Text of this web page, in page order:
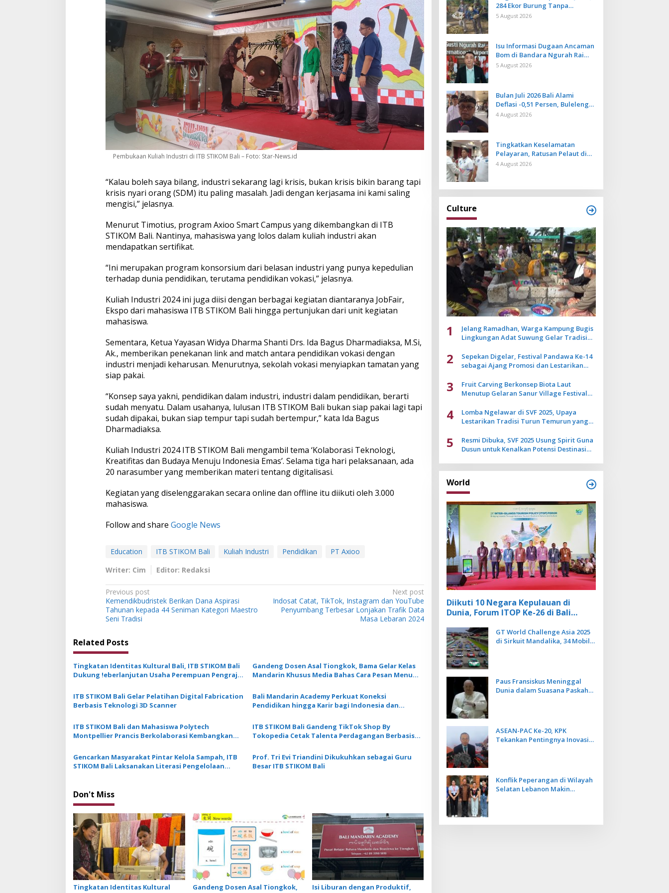
Pembukaan Kuliah Industri di ITB STIKOM Bali – Foto: Star-News.id
“Kalau boleh saya bilang, industri sekarang lagi krisis, bukan krisis bikin barang tapi
krisis nyari orang (SDM) itu paling masalah. Jadi dengan kerjasama ini kami saling
mengisi,” jelasnya.
Menurut Timotius, program Axioo Smart Campus yang dikembangkan di ITB
STIKOM Bali. Nantinya, mahasiswa yang lolos dalam kuliah industri akan
mendapatkan sertifikat.
“Ini merupakan program konsorsium dari belasan industri yang punya kepedulian
terhadap dunia pendidikan, terutama pendidikan vokasi,” jelasnya.
Kuliah Industri 2024 ini juga diisi dengan berbagai kegiatan diantaranya JobFair,
Ekspo dari mahasiswa ITB STIKOM Bali hingga pertunjukan dari unit kegiatan
mahasiswa.
Sementara, Ketua Yayasan Widya Dharma Shanti Drs. Ida Bagus Dharmadiaksa, M.Si,
Ak., memberikan penekanan link and match antara pendidikan vokasi dengan
industri menjadi keharusan. Menurutnya, sekolah vokasi menyiapkan tamatan yang
siap pakai.
“Konsep saya yakni, pendidikan dalam industri, industri dalam pendidikan, berarti
sudah menyatu. Dalam usahanya, lulusan ITB STIKOM Bali bukan siap pakai lagi tapi
sudah dipakai, bukan siap tempur tapi sudah bertempur,” kata Ida Bagus
Dharmadiaksa.
Kuliah Industri 2024 ITB STIKOM Bali mengambil tema ‘Kolaborasi Teknologi,
Kreatifitas dan Budaya Menuju Indonesia Emas’. Selama tiga hari pelaksanaan, ada
20 narasumber yang memberikan materi tentang digitalisasi.
Kegiatan yang diselenggarakan secara online dan offline itu diikuti oleh 3.000
mahasiswa.
Follow and share Google News
Education ITB STIKOM Bali Kuliah Industri Pendidikan
PT Axioo
Writer: Cim
Editor: Redaksi
P
o
s
t
n
a
v
i
g
a
t
o
Previous post
Kemendikbudristek Berikan Dana Aspirasi
Tahunan kepada 44 Seniman Kategori Maestro
Seni Tradisi
Next post
Indosat Catat, TikTok, Instagram dan YouTube
Penyumbang Terbesar Lonjakan Trafik Data
Masa Lebaran 2024
Related Posts
Tingkatan Identitas Kultural Bali, ITB STIKOM Bali
Dukung !eberlanjutan Usaha Perempuan Pengrajin
Gandeng Dosen Asal Tiongkok, Bama Gelar Kelas
Mandarin Khusus Media Bahas Cara Pesan Menu
ITB STIKOM Bali Gelar Pelatihan Digital Fabrication
Berbasis Teknologi 3D Scanner
Bali Mandarin Academy Perkuat Koneksi
Pendidikan hingga Karir bagi Indonesia dan
ITB STIKOM Bali dan Mahasiswa Polytech
Montpellier Prancis Berkolaborasi Kembangkan
ITB STIKOM Bali Gandeng TikTok Shop By
Tokopedia Cetak Talenta Perdagangan Berbasis
Gencarkan Masyarakat Pintar Kelola Sampah, ITB
STIKOM Bali Laksanakan Literasi Pengelolaan
Prof. Tri Evi Triandini Dikukuhkan sebagai Guru
Besar ITB STIKOM Bali
Don't Miss
Tingkatan Identitas Kultural
Gandeng Dosen Asal Tiongkok,
Isi Liburan dengan Produktif,
284 Ekor Burung Tanpa
Dokumen Dilepasliarkan Cegah
5 August 2026
Isu Informasi Dugaan Ancaman
Bom di Bandara Ngurah Rai
Bali Tidak Benar, Operasional
5 August 2026
Bulan Juli 2026 Bali Alami
Deflasi -0,51 Persen, Buleleng
Catat Penurunan Terendah
4 August 2026
Tingkatkan Keselamatan
Pelayaran, Ratusan Pelaut di
Bali Ikuti Pelatihan MPR dan
4 August 2026
Culture
1
Jelang Ramadhan, Warga Kampung Bugis
Lingkungan Adat Suwung Gelar Tradisi
2
Sepekan Digelar, Festival Pandawa Ke-14
sebagai Ajang Promosi dan Lestarikan
3
Fruit Carving Berkonsep Biota Laut
Menutup Gelaran Sanur Village Festival
4
Lomba Ngelawar di SVF 2025, Upaya
Lestarikan Tradisi Turun Temurun yang
5
Resmi Dibuka, SVF 2025 Usung Spirit Guna
Dusun untuk Kenalkan Potensi Destinasi
World
Diikuti 10 Negara Kepulauan di
Dunia, Forum ITOP Ke-26 di Bali
Berbasis Alam dan Budaya
GT World Challenge Asia 2025
di Sirkuit Mandalika, 34 Mobil
Paus Fransiskus Meninggal
Dunia dalam Suasana Paskah
ASEAN-PAC Ke-20, KPK
Tekankan Pentingnya Inovasi
Konflik Peperangan di Wilayah
Selatan Lebanon Makin